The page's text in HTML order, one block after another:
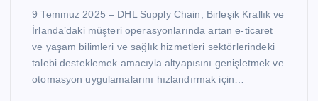
9 Temmuz 2025 – DHL Supply Chain, Birleşik Krallık ve
İrlanda’daki müşteri operasyonlarında artan e-ticaret
ve yaşam bilimleri ve sağlık hizmetleri sektörlerindeki
talebi desteklemek amacıyla altyapısını genişletmek ve
otomasyon uygulamalarını hızlandırmak için…